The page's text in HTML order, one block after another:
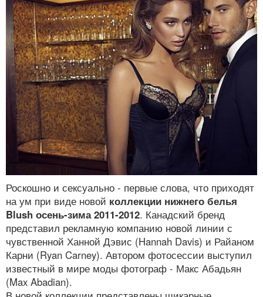
Роскошно и сексуально - первые слова, что приходят
на ум при виде новой коллекции нижнего белья
Blush осень-зима 2011-2012. Канадский бренд
представил рекламную компанию новой линии с
чувственной Ханной Дэвис (Hannah Davis) и Райаном
Карни (Ryan Carney). Автором фотосессии выступил
известный в мире моды фотограф - Макс Абадьян
(Max Abadian).